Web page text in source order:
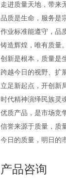
走进质量天地，带来
品质是生命，服务是
作业标准能遵守，品
铸造辉煌，唯有质量。
创新是根本，质量是
跨越今日的视野、扩
立足新起点，开创新
时代精神演绎民族灵
优质产品，是市场竞
信誉来源于质量，质
今日的质量，明日的
产品咨询